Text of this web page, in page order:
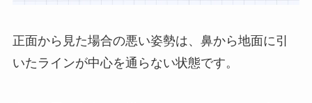
正面から見た場合の悪い姿勢は、鼻から地面に引
いたラインが中心を通らない状態です。